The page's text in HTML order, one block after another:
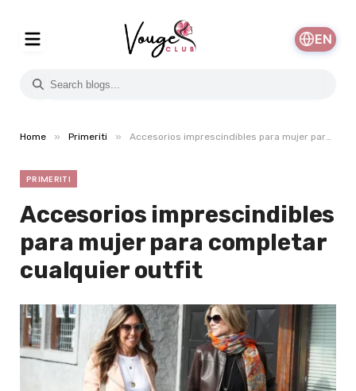
EN
Home » Primeriti » Accesorios imprescindibles para mujer para completar cualquier outfit
PRIMERITI
Accesorios imprescindibles
para mujer para completar
cualquier outfit